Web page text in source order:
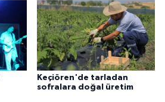
Keçiören'de tarladan
sofralara doğal üretim